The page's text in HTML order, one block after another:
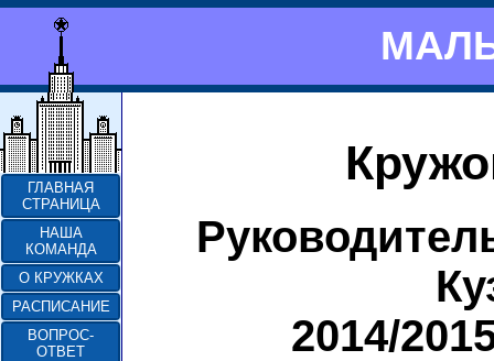
ГЛАВНАЯ
СТРАНИЦА
НАША
КОМАНДА
О КРУЖКАХ
РАСПИСАНИЕ
ВОПРОС-
ОТВЕТ
2014/